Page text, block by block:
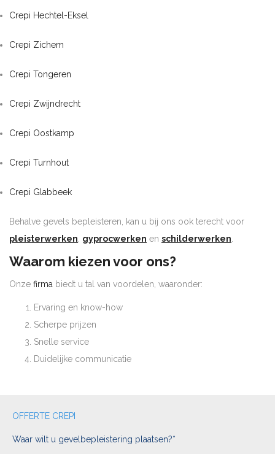
Crepi Hechtel-Eksel
Crepi Zichem
Crepi Tongeren
Crepi Zwijndrecht
Crepi Oostkamp
Crepi Turnhout
Crepi Glabbeek
Behalve gevels bepleisteren, kan u bij ons ook terecht voor
pleisterwerken, gyprocwerken en schilderwerken.
Waarom kiezen voor ons?
Onze firma biedt u tal van voordelen, waaronder:
Ervaring en know-how
Scherpe prijzen
Snelle service
Duidelijke communicatie
OFFERTE CREPI
Waar wilt u gevelbepleistering plaatsen?*